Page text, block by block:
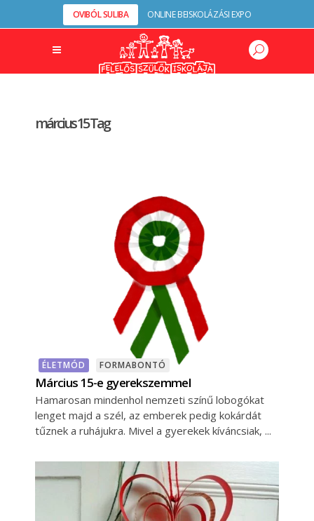
OVIBÓL SULIBA ONLINE BEISKOLÁZÁSI EXPO
március 15 Tag
ÉLETMÓD FORMABONTÓ
Március 15-e gyerekszemmel
Hamarosan mindenhol nemzeti színű lobogókat
lenget majd a szél, az emberek pedig kokárdát
tűznek a ruhájukra. Mivel a gyerekek kíváncsiak,